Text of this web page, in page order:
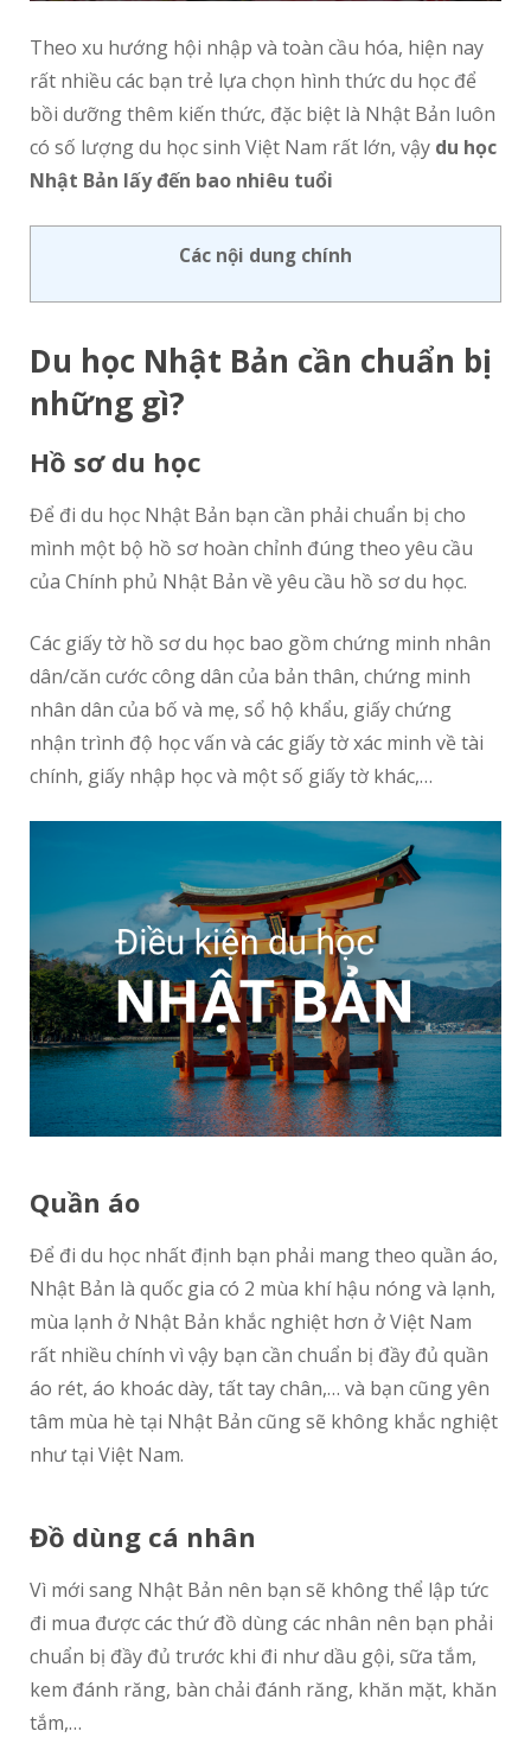
Theo xu hướng hội nhập và toàn cầu hóa, hiện nay
rất nhiều các bạn trẻ lựa chọn hình thức du học để
bồi dưỡng thêm kiến thức, đặc biệt là Nhật Bản luôn
có số lượng du học sinh Việt Nam rất lớn, vậy du học
Nhật Bản lấy đến bao nhiêu tuổi
Các nội dung chính
Du học Nhật Bản cần chuẩn bị
những gì?
Hồ sơ du học
Để đi du học Nhật Bản bạn cần phải chuẩn bị cho
mình một bộ hồ sơ hoàn chỉnh đúng theo yêu cầu
của Chính phủ Nhật Bản về yêu cầu hồ sơ du học.
Các giấy tờ hồ sơ du học bao gồm chứng minh nhân
dân/căn cước công dân của bản thân, chứng minh
nhân dân của bố và mẹ, sổ hộ khẩu, giấy chứng
nhận trình độ học vấn và các giấy tờ xác minh về tài
chính, giấy nhập học và một số giấy tờ khác,…
Quần áo
Để đi du học nhất định bạn phải mang theo quần áo,
Nhật Bản là quốc gia có 2 mùa khí hậu nóng và lạnh,
mùa lạnh ở Nhật Bản khắc nghiệt hơn ở Việt Nam
rất nhiều chính vì vậy bạn cần chuẩn bị đầy đủ quần
áo rét, áo khoác dày, tất tay chân,… và bạn cũng yên
tâm mùa hè tại Nhật Bản cũng sẽ không khắc nghiệt
như tại Việt Nam.
Đồ dùng cá nhân
Vì mới sang Nhật Bản nên bạn sẽ không thể lập tức
đi mua được các thứ đồ dùng các nhân nên bạn phải
chuẩn bị đầy đủ trước khi đi như dầu gội, sữa tắm,
kem đánh răng, bàn chải đánh răng, khăn mặt, khăn
tắm,…